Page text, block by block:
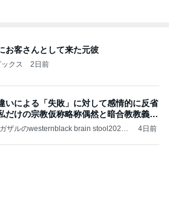
お客さんとして来た元彼
クス 2日前
いによる「失敗」に対して感情的に反省
けの宗教仮称略称偶然と暗合教教義候
ザルのwesternblack brain stool2024
4日前